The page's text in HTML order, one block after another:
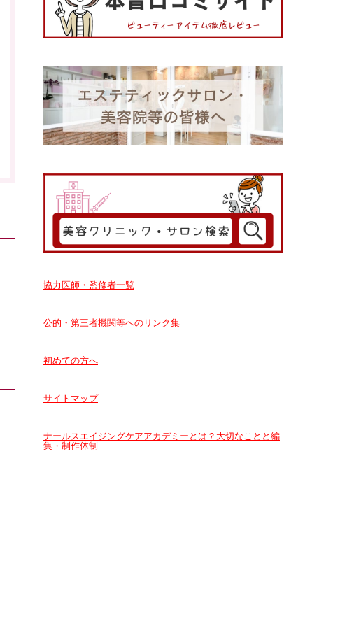
協力医師・監修者一覧
公的・第三者機関等へのリンク集
初めての方へ
サイトマップ
ナールスエイジングケアアカデミーとは？大切なことと編
集・制作体制